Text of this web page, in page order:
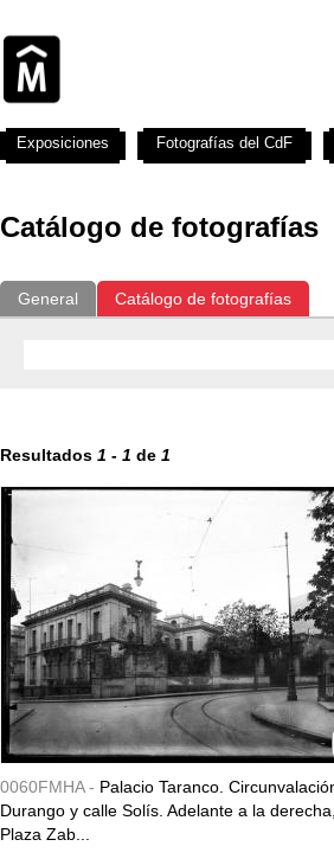
Catálogo de fotografías
General Catálogo de fotografías
Resultados 1 - 1 de 1
0060FMHA - Palacio Taranco.
Durango y calle Solís. Adelante a la
Plaza Zab...
Exposiciones Fotografías del CdF